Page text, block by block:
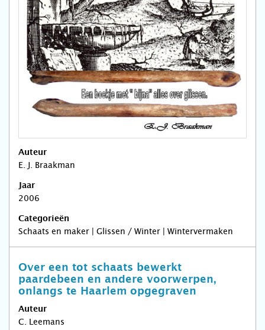
Auteur
E. J. Braakman
Jaar
2006
Categorieën
Schaats en maker | Glissen / Winter | Wintervermaken
Over een tot schaats bewerkt
paardebeen en andere voorwerpen,
onlangs te Haarlem opgegraven
Auteur
C. Leemans